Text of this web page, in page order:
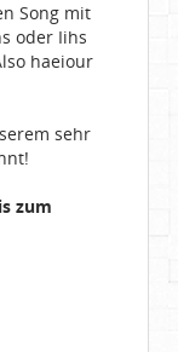
Song mit
oder Iihs
haeiour
sehr
zum